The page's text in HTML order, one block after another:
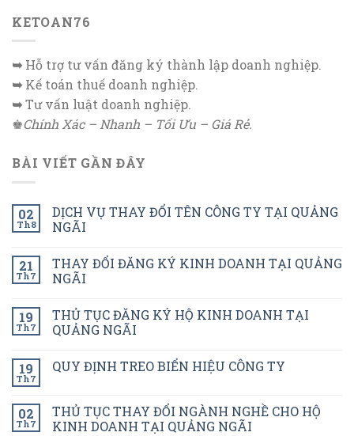
KETOAN76
➥Hỗ trợ tư vấn đăng ký thành lập doanh nghiệp.
➥Kế toán thuế doanh nghiệp.
➥Tư vấn luật doanh nghiệp.
♚Chính Xác – Nhanh – Tối Ưu – Giá Rẻ.
BÀI VIẾT GẦN ĐÂY
02
Th8
DỊCH VỤ THAY ĐỔI TÊN CÔNG TY TẠI QUẢNG
NGÃI
21
Th7
THAY ĐỔI ĐĂNG KÝ KINH DOANH TẠI QUẢNG
NGÃI
19
Th7
THỦ TỤC ĐĂNG KÝ HỘ KINH DOANH TẠI
QUẢNG NGÃI
19
Th7
QUY ĐỊNH TREO BIỂN HIỆU CÔNG TY
02
Th7
THỦ TỤC THAY ĐỔI NGÀNH NGHỀ CHO HỘ
KINH DOANH TẠI QUẢNG NGÃI